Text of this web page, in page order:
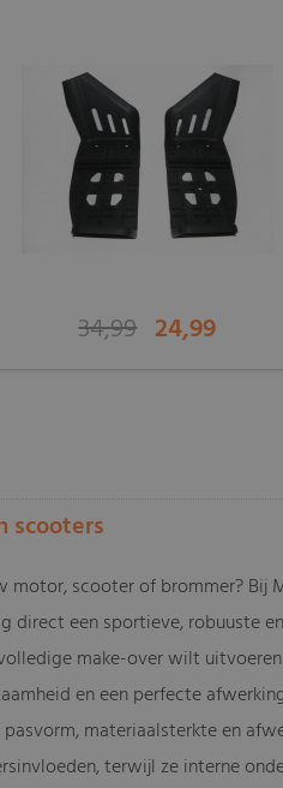
34,99 24,99
scooters
motor, scooter of brommer?
een sportieve, robuuste
make-over wilt
en een perfecte
materiaalsterkte en
terwijl ze interne